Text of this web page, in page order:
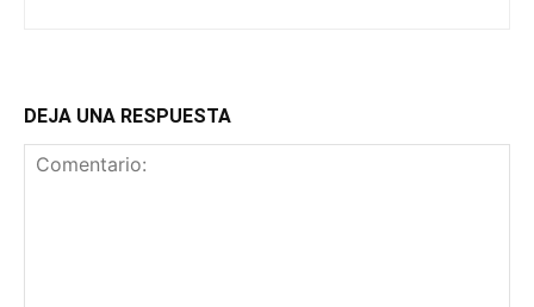
DEJA UNA RESPUESTA